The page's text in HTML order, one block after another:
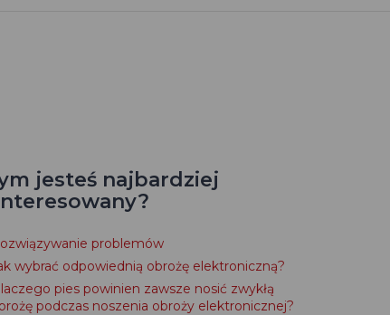
jesteś najbardziej
problemów
wybrać odpowiednią obrożę elektroniczną?
pies powinien zawsze nosić zwykłą
podczas noszenia obroży elektronicznej?